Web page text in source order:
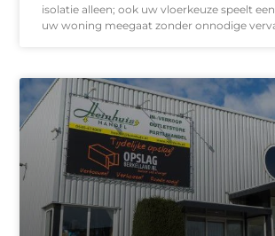
isolatie alleen; ook uw vloerkeuze speelt
uw woning meegaat zonder onnodige